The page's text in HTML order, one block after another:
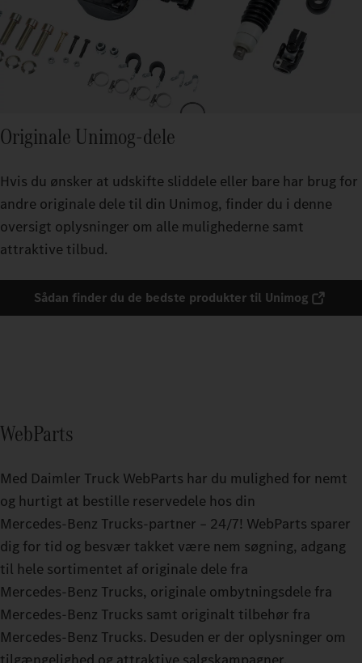
Originale Unimog-dele
Hvis du ønsker at udskifte sliddele eller bare har brug for
andre originale dele til din Unimog, finder du i denne
oversigt oplysninger om alle mulighederne samt
attraktive tilbud.
Sådan finder du de bedste produkter til Unimog
WebParts
Med Daimler Truck WebParts har du mulighed for nemt
og hurtigt at bestille reservedele hos din
Mercedes‑Benz Trucks-partner – 24/7! WebParts sparer
dig for tid og besvær takket være nem søgning, adgang
til hele sortimentet af originale dele fra
Mercedes‑Benz Trucks, originale ombytningsdele fra
Mercedes‑Benz Trucks samt originalt tilbehør fra
Mercedes‑Benz Trucks. Desuden er der oplysninger om